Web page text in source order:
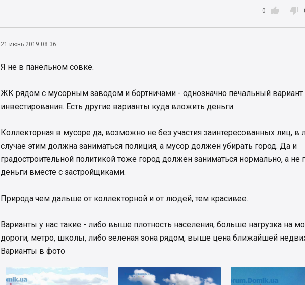

0 
21 июнь 2019 08:36
Я не в панельном совке.
ЖК рядом с мусорным заводом и бортничами - однозначно печальный вариант
инвестирования. Есть другие варианты куда вложить деньги.
Коллекторная в мусоре да, возможно не без участия заинтересованных лиц,
случае этим должна заниматься полиция, а мусор должен убирать город. Да и
градостроительной политикой тоже город должен заниматься нормально, а не
деньги вместе с застройщиками.
Природа чем дальше от коллекторной и от людей, тем красивее.
Варианты у нас такие - либо выше плотность населения, больше нагрузка на
дороги, метро, школы, либо зеленая зона рядом, выше цена ближайшей
Варианты в фото